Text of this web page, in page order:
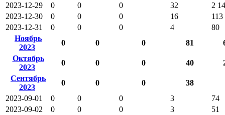
2023-12-29
0 0 0 32
2
2023-12-30
0 0 0 16
113
2023-12-31
0 0 0 4
80
Ноябрь
2023
0 0 0 81
Октябрь
2023
0 0 0 40
Сентябрь
2023
0 0 0 38
2023-09-01
0 0 0 3
74
2023-09-02
0 0 0 3
51